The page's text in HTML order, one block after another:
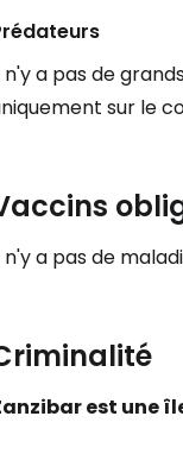
n'y a pas de
sur le
n'y a pas de
est une